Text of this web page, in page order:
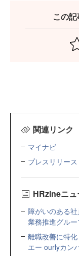
この
関連リンク
マイナビ
プレスリリース
HRzineニ
障がいのある
業務推進グル
離職改善に特
エー ourlyカン